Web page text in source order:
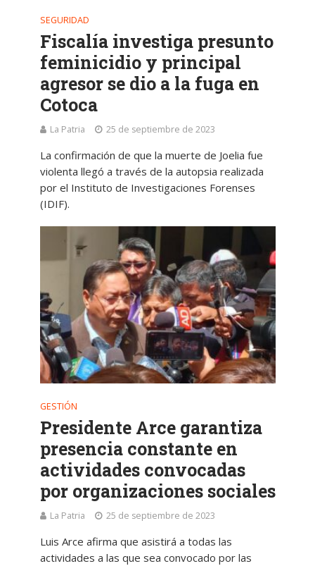
SEGURIDAD
Fiscalía investiga presunto
feminicidio y principal
agresor se dio a la fuga en
Cotoca
La Patria 25 de septiembre de 2023
La confirmación de que la muerte de Joelia fue
violenta llegó a través de la autopsia realizada
por el Instituto de Investigaciones Forenses
(IDIF).
GESTIÓN
Presidente Arce garantiza
presencia constante en
actividades convocadas
por organizaciones sociales
La Patria 25 de septiembre de 2023
Luis Arce afirma que asistirá a todas las
actividades a las que sea convocado por las